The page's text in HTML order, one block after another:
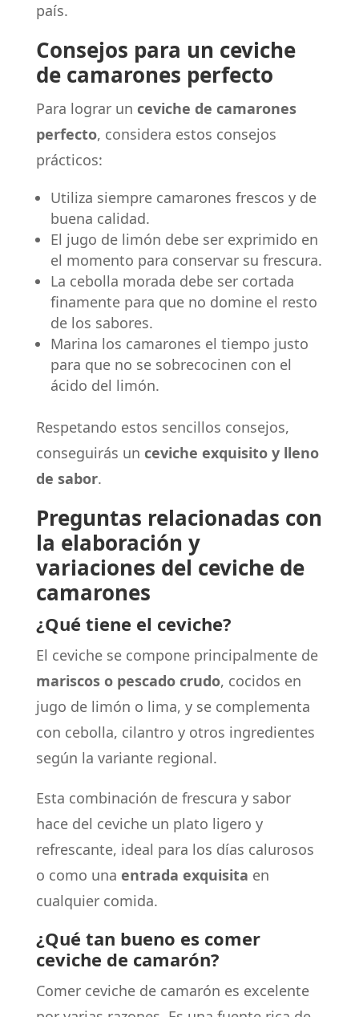
país.
Consejos para un ceviche
de camarones perfecto
Para lograr un ceviche de camarones
perfecto, considera estos consejos
prácticos:
Utiliza siempre camarones frescos y de
buena calidad.
El jugo de limón debe ser exprimido en
el momento para conservar su frescura.
La cebolla morada debe ser cortada
finamente para que no domine el resto
de los sabores.
Marina los camarones el tiempo justo
para que no se sobrecocinen con el
ácido del limón.
Respetando estos sencillos consejos,
conseguirás un ceviche exquisito y lleno
de sabor.
Preguntas relacionadas con
la elaboración y
variaciones del ceviche de
camarones
¿Qué tiene el ceviche?
El ceviche se compone principalmente de
mariscos o pescado crudo, cocidos en
jugo de limón o lima, y se complementa
con cebolla, cilantro y otros ingredientes
según la variante regional.
Esta combinación de frescura y sabor
hace del ceviche un plato ligero y
refrescante, ideal para los días calurosos
o como una entrada exquisita en
cualquier comida.
¿Qué tan bueno es comer
ceviche de camarón?
Comer ceviche de camarón es excelente